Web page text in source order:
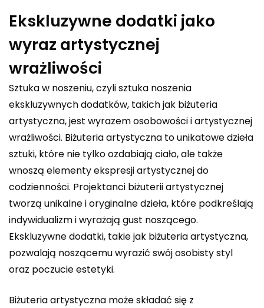
Ekskluzywne dodatki jako
wyraz artystycznej
wrażliwości
Sztuka w noszeniu, czyli sztuka noszenia
ekskluzywnych dodatków, takich jak biżuteria
artystyczna, jest wyrazem osobowości i artystycznej
wrażliwości. Biżuteria artystyczna to unikatowe dzieła
sztuki, które nie tylko ozdabiają ciało, ale także
wnoszą elementy ekspresji artystycznej do
codzienności. Projektanci biżuterii artystycznej
tworzą unikalne i oryginalne dzieła, które podkreślają
indywidualizm i wyrażają gust noszącego.
Ekskluzywne dodatki, takie jak biżuteria artystyczna,
pozwalają noszącemu wyrazić swój osobisty styl
oraz poczucie estetyki.
Biżuteria artystyczna może składać się z